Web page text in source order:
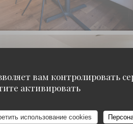
вам контролировать
активировать
использование cookies
HITO